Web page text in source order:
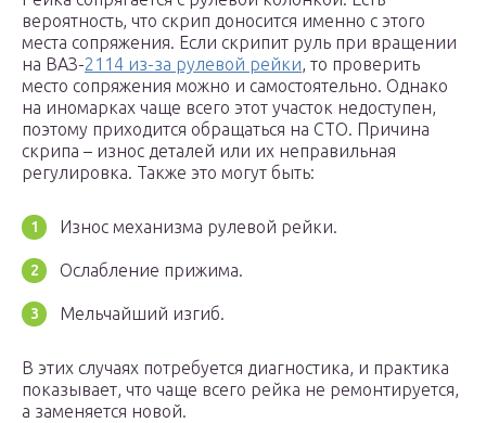
вероятность, что скрип доносится именно с этого
места сопряжения. Если скрипит руль при вращении
на ВАЗ-2114 из-за рулевой рейки, то проверить
место сопряжения можно и самостоятельно. Однако
на иномарках чаще всего этот участок недоступен,
поэтому приходится обращаться на СТО. Причина
скрипа – износ деталей или их неправильная
регулировка. Также это могут быть:
Износ механизма рулевой рейки.
Ослабление прижима.
Мельчайший изгиб.
В этих случаях потребуется диагностика, и практика
показывает, что чаще всего рейка не ремонтируется,
а заменяется новой.